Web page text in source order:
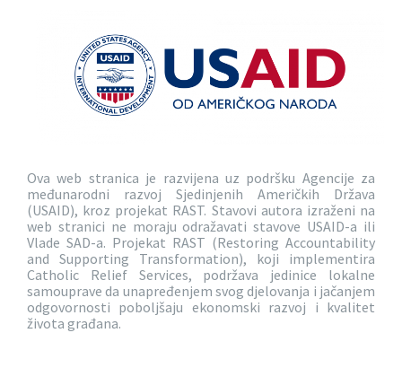
Ova web stranica je razvijena uz podršku Agencije za
međunarodni razvoj Sjedinjenih Američkih Država
(USAID), kroz projekat RAST. Stavovi autora izraženi na
web stranici ne moraju odražavati stavove USAID-a ili
Vlade SAD-a. Projekat RAST (Restoring Accountability
and Supporting Transformation), koji implementira
Catholic Relief Services, podržava jedinice lokalne
samouprave da unapređenjem svog djelovanja i jačanjem
odgovornosti poboljšaju ekonomski razvoj i kvalitet
života građana.